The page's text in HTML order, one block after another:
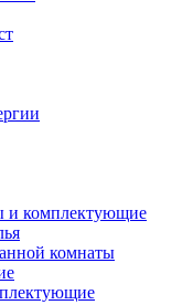
и комплектующие
комнаты